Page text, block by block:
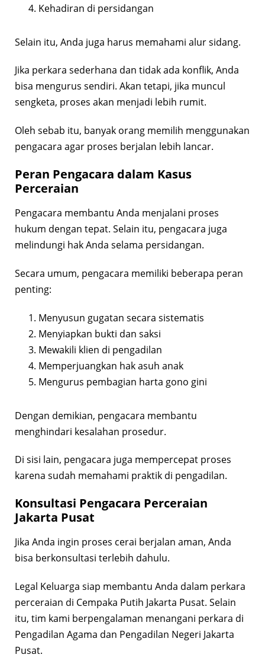
Kehadiran di persidangan
Selain itu, Anda juga harus memahami alur sidang.
Jika perkara sederhana dan tidak ada konflik, Anda
bisa mengurus sendiri. Akan tetapi, jika muncul
sengketa, proses akan menjadi lebih rumit.
Oleh sebab itu, banyak orang memilih menggunakan
pengacara agar proses berjalan lebih lancar.
Peran Pengacara dalam Kasus
Perceraian
Pengacara membantu Anda menjalani proses
hukum dengan tepat. Selain itu, pengacara juga
melindungi hak Anda selama persidangan.
Secara umum, pengacara memiliki beberapa peran
penting:
Menyusun gugatan secara sistematis
Menyiapkan bukti dan saksi
Mewakili klien di pengadilan
Memperjuangkan hak asuh anak
Mengurus pembagian harta gono gini
Dengan demikian, pengacara membantu
menghindari kesalahan prosedur.
Di sisi lain, pengacara juga mempercepat proses
karena sudah memahami praktik di pengadilan.
Konsultasi Pengacara Perceraian
Jakarta Pusat
Jika Anda ingin proses cerai berjalan aman, Anda
bisa berkonsultasi terlebih dahulu.
Legal Keluarga siap membantu Anda dalam perkara
perceraian di Cempaka Putih Jakarta Pusat. Selain
itu, tim kami berpengalaman menangani perkara di
Pengadilan Agama dan Pengadilan Negeri Jakarta
Pusat.